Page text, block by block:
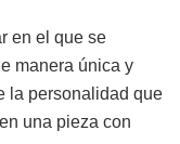
en el que se
manera única y
la personalidad que
una pieza con